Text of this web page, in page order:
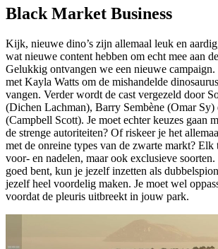
Black Market Business
Kijk, nieuwe dino’s zijn allemaal leuk en
wat nieuwe content hebben om echt mee aan
Gelukkig ontvangen we een nieuwe campaign.
met Kayla Watts om de mishandelde
vangen. Verder wordt de cast vergezeld door
(Dichen Lachman), Barry Sembène (Omar
(Campbell Scott). Je moet echter keuzes gaan
de strenge autoriteiten? Of riskeer je het
met de onreine types van de zwarte markt? Elk
voor- en nadelen, maar ook exclusieve
goed bent, kun je jezelf inzetten als
jezelf heel voordelig maken. Je moet wel
voordat de pleuris uitbreekt in jouw park.